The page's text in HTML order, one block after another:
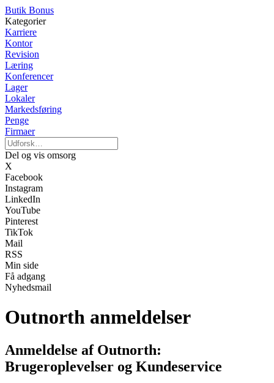
Butik Bonus
Kategorier
Karriere
Kontor
Revision
Læring
Konferencer
Lager
Lokaler
Markedsføring
Penge
Firmaer
Del og vis omsorg
X
Facebook
Instagram
LinkedIn
YouTube
Pinterest
TikTok
Mail
RSS
Min side
Få adgang
Nyhedsmail
Outnorth anmeldelser
Anmeldelse af Outnorth:
Brugeroplevelser og Kundeservice